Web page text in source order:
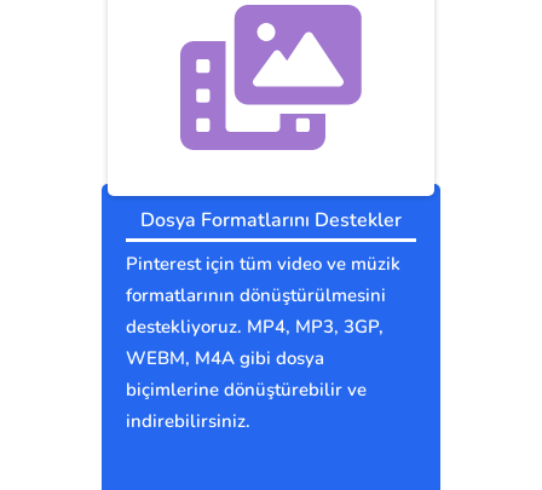
Dosya Formatlarını Destekler
Pinterest için tüm video ve müzik
formatlarının dönüştürülmesini
destekliyoruz. MP4, MP3, 3GP,
WEBM, M4A gibi dosya
biçimlerine dönüştürebilir ve
indirebilirsiniz.